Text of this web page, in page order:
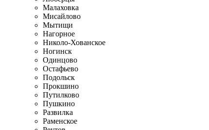
Малаховка
Мисайлово
Мытищи
Нагорное
Николо-Хованское
Ногинск
Одинцово
Остафьево
Подольск
Прокшино
Путилково
Пушкино
Развилка
Раменское